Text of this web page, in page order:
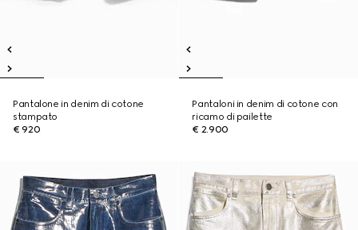
Pantalone in denim di cotone
stampato
€ 920
Pantaloni in denim di cotone con
ricamo di pailette
€ 2.900